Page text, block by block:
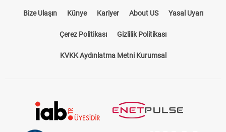
Bize Ulaşın Künye Kariyer About US Yasal Uyarı
Çerez Politikası Gizlilik Politikası
KVKK Aydınlatma Metni Kurumsal